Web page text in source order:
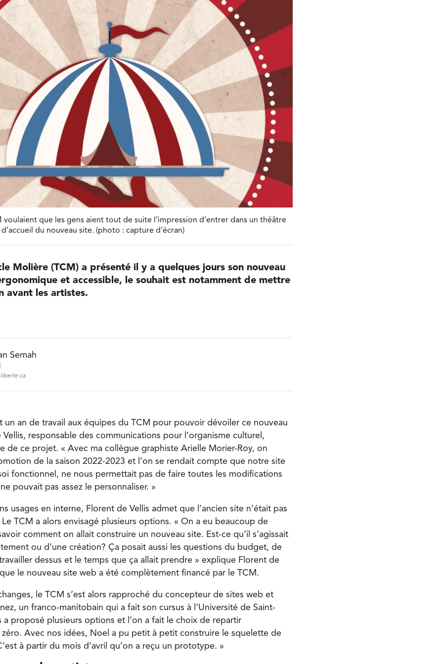
voulaient que les gens aient tout de suite l’impression d’entrer dans un théâtre
du nouveau site. (photo : capture d’écran)
Molière (TCM) a présenté il y a quelques jours son nouveau
et accessible, le souhait est notamment de mettre
avant les artistes.
Semah
liberte.ca
un an de travail aux équipes du TCM pour pouvoir dévoiler ce nouveau
responsable des communications pour l’organisme culturel,
de ce projet. « Avec ma collègue graphiste Arielle Morier-Roy, on
de la saison 2022-2023 et l’on se rendait compte que notre site
fonctionnel, ne nous permettait pas de faire toutes les modifications
pouvait pas assez le personnaliser. »
usages en interne, Florent de Vellis admet que l’ancien site n’était pas
TCM a alors envisagé plusieurs options. « On a eu beaucoup de
comment on allait construire un nouveau site. Est-ce qu’il s’agissait
ou d’une création? Ça posait aussi les questions du budget, de
dessus et le temps que ça allait prendre » explique Florent de
le nouveau site web a été complètement financé par le TCM.
le TCM s’est alors rapproché du concepteur de sites web et
un franco-manitobain qui a fait son cursus à l’Université de Saint-
a proposé plusieurs options et l’on a fait le choix de repartir
Avec nos idées, Noel a pu petit à petit construire le squelette de
à partir du mois d’avril qu’on a reçu un prototype. »